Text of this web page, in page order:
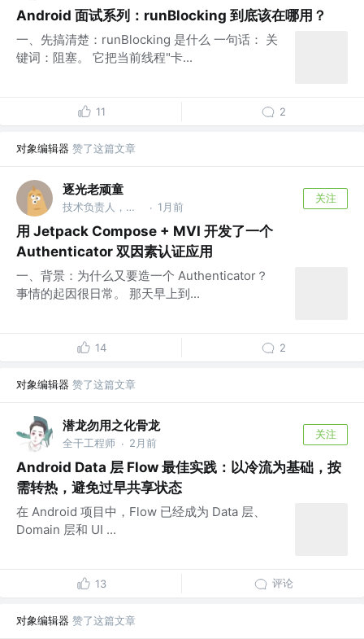
Android 面试系列：runBlocking 到底该在哪用？
一、先搞清楚：runBlocking 是什么 一句话： 关
键词：阻塞。 它把当前线程"卡...
11 2
对象编辑器 赞了这篇文章
逐光老顽童
技术负责人，全栈，android · 1月前
关注
用 Jetpack Compose + MVI 开发了一个
Authenticator 双因素认证应用
一、背景：为什么又要造一个 Authenticator？
事情的起因很日常。 那天早上到...
14 2
对象编辑器 赞了这篇文章
潜龙勿用之化骨龙
全干工程师 · 2月前
关注
Android Data 层 Flow 最佳实践：以冷流为基础，按
需转热，避免过早共享状态
在 Android 项目中，Flow 已经成为 Data 层、
Domain 层和 UI ...
13 评论
对象编辑器 赞了这篇文章